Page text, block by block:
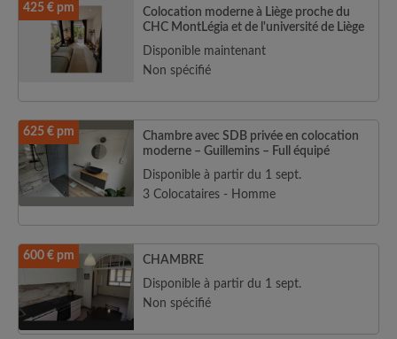
425 € pm
Colocation moderne à Liège proche du
CHC MontLégia et de l'université de Liège
Disponible maintenant
Non spécifié
625 € pm
Chambre avec SDB privée en colocation
moderne – Guillemins – Full équipé
Disponible à partir du 1 sept.
3 Colocataires - Homme
600 € pm
CHAMBRE
Disponible à partir du 1 sept.
Non spécifié